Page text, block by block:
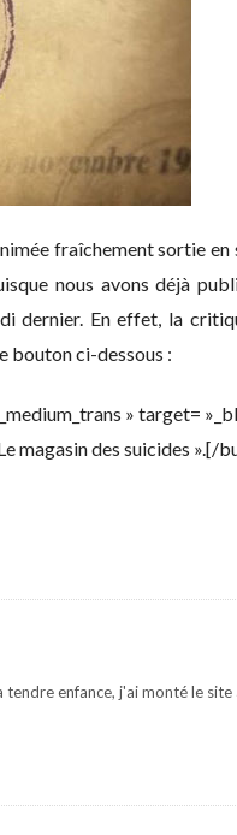
fraîchement sortie
nous avons déjà
dernier. En effet, la
bouton ci-dessous :
» target=
magasin des suicides ».[/
enfance, j'ai monté le